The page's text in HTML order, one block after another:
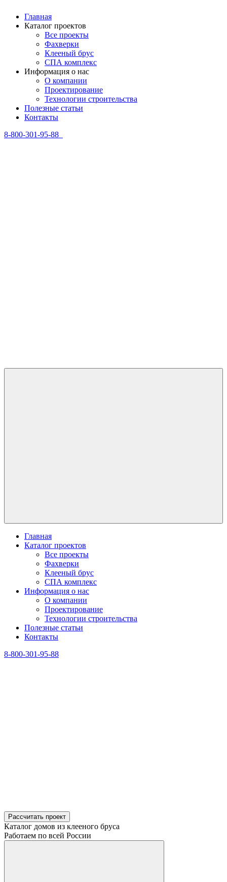
Главная
Каталог проектов
Все проекты
Фахверки
Клееный брус
СПА комплекс
Информация о нас
О компании
Проектирование
Технологии строительства
Полезные статьи
Контакты
8-800-301-95-88
Главная
Каталог проектов
Все проекты
Фахверки
Клееный брус
СПА комплекс
Информация о нас
О компании
Проектирование
Технологии строительства
Полезные статьи
Контакты
8-800-301-95-88
Рассчитать проект
Каталог домов из клееного бруса
Работаем по всей России